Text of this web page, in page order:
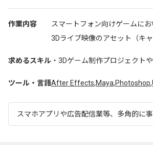
作業内容
スマートフォン向けゲームにお
3Dライブ映像のアセット（キ
求めるスキル ・3Dゲーム制作プロジェクト
ツール・言語After Effects,Maya,Photoshop,
スマホアプリや広告配信業等、多角的に